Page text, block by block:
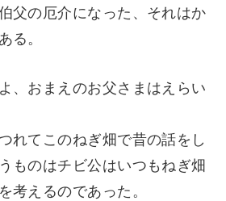
父の厄介になった、それはか
る。
、おまえのお父さまはえらい
れてこのねぎ畑で昔の話をし
ものはチビ公はいつもねぎ畑
考えるのであった。